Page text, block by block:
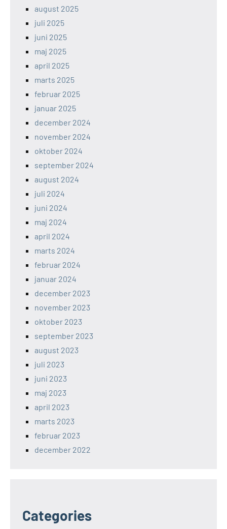
august 2025
juli 2025
juni 2025
maj 2025
april 2025
marts 2025
februar 2025
januar 2025
december 2024
november 2024
oktober 2024
september 2024
august 2024
juli 2024
juni 2024
maj 2024
april 2024
marts 2024
februar 2024
januar 2024
december 2023
november 2023
oktober 2023
september 2023
august 2023
juli 2023
juni 2023
maj 2023
april 2023
marts 2023
februar 2023
december 2022
Categories